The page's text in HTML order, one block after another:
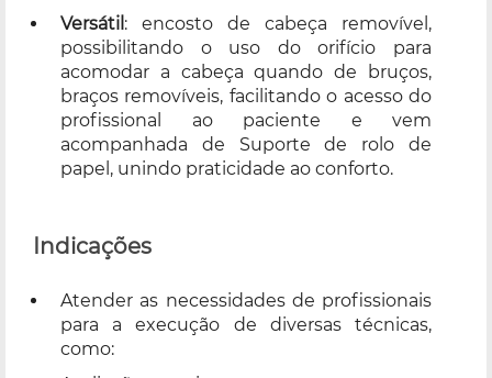
Versátil : encosto de cabeça removível,
possibilitando o uso do orifício para
acomodar a cabeça quando de bruços,
braços removíveis, facilitando o acesso do
profissional ao paciente e vem
acompanhada de Suporte de rolo de
papel, unindo praticidade ao conforto.
Indicações
Atender as necessidades de profissionais
para a execução de diversas técnicas,
como: